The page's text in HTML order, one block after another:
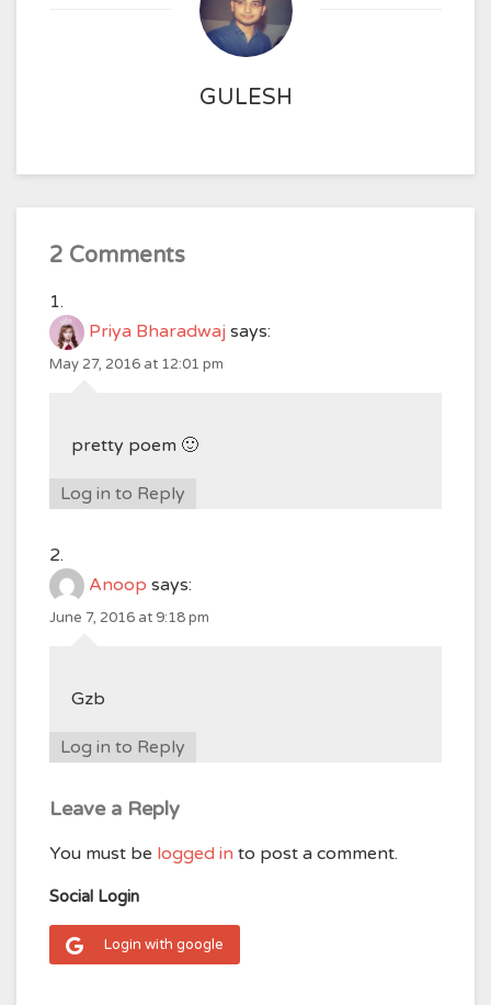
GULESH
2 Comments
Priya Bharadwaj says:
May 27, 2016 at 12:01 pm
pretty poem 🙂
Log in to Reply
Anoop says:
June 7, 2016 at 9:18 pm
Gzb
Log in to Reply
Leave a Reply
You must be logged in to post a comment.
Social Login
Login with google